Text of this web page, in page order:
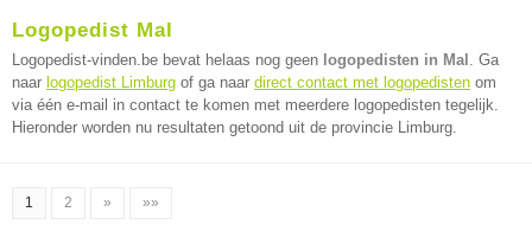
Logopedist Mal
Logopedist-vinden.be bevat helaas nog geen logopedisten in Mal . Ga
naar logopedist Limburg of ga naar direct contact met logopedisten om
via één e-mail in contact te komen met meerdere logopedisten tegelijk.
Hieronder worden nu resultaten getoond uit de provincie Limburg.
1 2 » »»